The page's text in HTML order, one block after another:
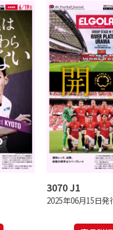
3070 J1
2025年06月15日発